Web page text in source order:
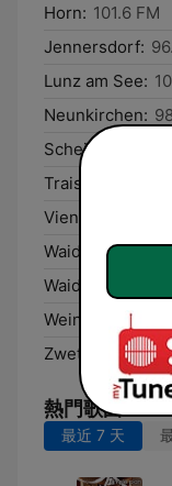
Horn: 101.6 FM
Jennersdorf:
Lunz am See:
Neunkirchen:
Scheibbs:
Traisen:
Vienna:
Waidhofen an
Waidhofen an
Weinzierl bei
Zwettl Stift:
熱門歌曲
最近 7 天